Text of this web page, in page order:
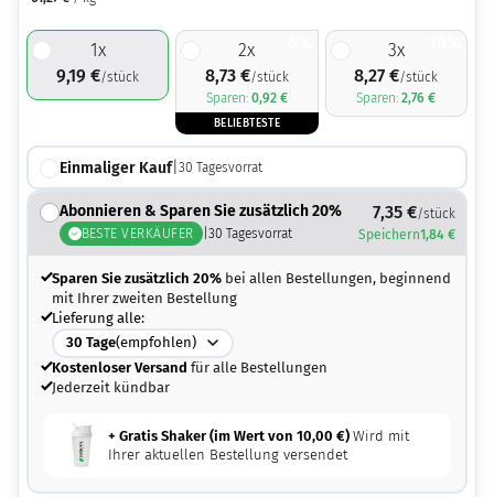
1x
9,19€/stück
2x
8,73 €/stück
Sparen: 0,92 €
BELIEBTESTE
3x
8,27€/stück
Sparen:2,76€
Einmaliger Kauf| 30 Tagesvorrat
Abonnieren & Sparen Sie zusätzlich 20%
BESTE VERKÄUFER | 30 Tagesvorrat
7,35 €/stück
Speichern1,84 €
Sparen Sie zusätzlich 20%bei allen Bestellungen, beginnend
mit Ihrer zweiten Bestellung
Lieferung alle:
30 Tage(empfohlen)
Kostenloser Versand für alle Bestellungen
Jederzeit kündbar
+ Gratis Shaker (im Wert von 10,00 €) Wird mit
Ihrer aktuellen Bestellung versendet